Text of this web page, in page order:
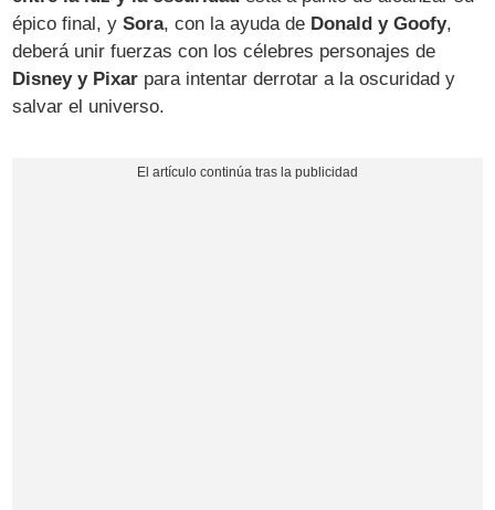
épico final, ySora, con la ayuda de Donald y Goofy,
deberá unir fuerzas con los célebres personajes de
Disney y Pixar para intentar derrotar a la oscuridad y
salvar el universo.